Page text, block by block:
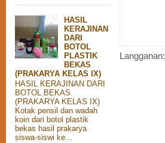
HASIL
KERAJINAN
DARI
BOTOL
PLASTIK
BEKAS
(PRAKARYA KELAS IX)
HASIL KERAJINAN DARI
BOTOL BEKAS
(PRAKARYA KELAS IX)
Kotak pensil dan wadah
koin dari botol plastik
bekas hasil prakarya
siswa-siswi ke...
Langganan: